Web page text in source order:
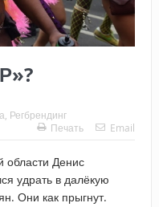
Регбрендинг
Печать
Email
области Денис
удрать в далёкую
Они как прыгнут.